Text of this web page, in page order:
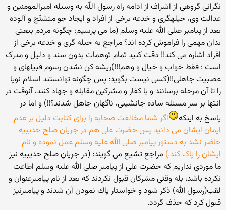
نگرانى گروهى از اشراف از ادامه راه رسول اللّه به وسيله اميرالمومنين و
عدالت وى، حيله‏گرى و خدعه برخى از افراد و ايجاد جو متشنّج و آلوده
بعد از پيامبر صلی الله علیه وسلم (ما می پرسیم: چگونه مردم بیعتی
بدان مهمی را فراموش کرده اند؟ مراجع به حیله گری و خدعه برخی از
افراد اشاره می کند!! دقت کنید تمام توهمات بدون سند و دلیل و مدرک
است : فقط خواب و خیال و وهم!!!)ريشه كن نشدن رسوم قبيله‏اى و
عصبيت جاهلى!!(کسی نیست بگوید: پس چگونه توانستند اسلام نوپا
را تا آن مرحله برسانند و با کفار و مشرکین مقابله و جهاد کنند، آنوقت در
انتها بر سر مسئله ساده جانشینی، ناگهان جاهل شدند؟!!) و اما در
پاسخ به اینکه
اگر شما مخالفت صحابه را برای کتابت دلیل بر عدم
ایمان ایشان می دانید پس حضرت علی هم در جریان صلح حدیبیه
حاضر نشد به دستور پیامبر صلی الله علیه وسلم عمل نموده و نام
ایشان را پاک کند.) مراجع تشیع می گویند: (در جريان صلح حديبيه نيز
ما موردي نداريم كه حضرت علي از پيامبر صلی الله علیه وسلم اطاعت
نكرده باشد، بله وقتي مشركان قبول نكردند كه بعد از نام پيامبرعنوان و
لقب(رسول الله) ذكر شود و خواستار پاك نمودن آن شدند و پيامبرنيز
قبول كرد كه حذف گردد.